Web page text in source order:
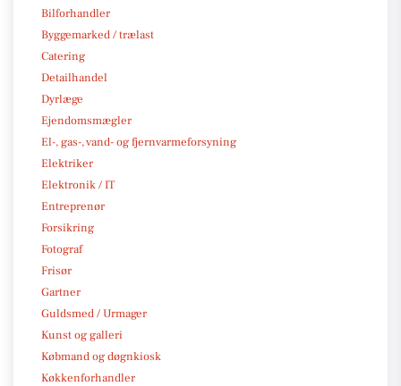
Bilforhandler
Byggemarked / trælast
Catering
Detailhandel
Dyrlæge
Ejendomsmægler
El-, gas-, vand- og fjernvarmeforsyning
Elektriker
Elektronik / IT
Entreprenør
Forsikring
Fotograf
Frisør
Gartner
Guldsmed / Urmager
Kunst og galleri
Købmand og døgnkiosk
Køkkenforhandler